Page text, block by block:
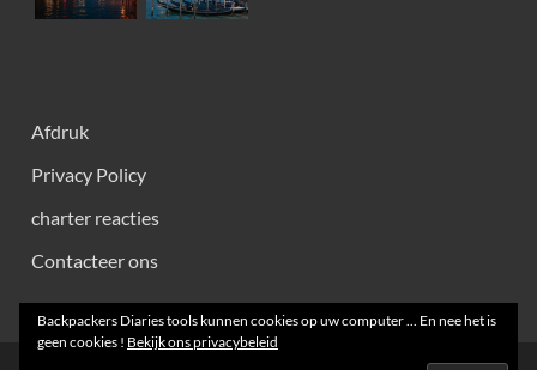
Afdruk
Privacy Policy
charter reacties
Contacteer ons
Backpackers Diaries tools kunnen cookies op uw computer ... En nee het is
geen cookies ! Bekijk ons ​​privacybeleid